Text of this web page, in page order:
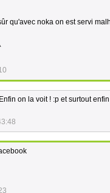
qu'avec noka on est servi
on la voit ! :p et surtout